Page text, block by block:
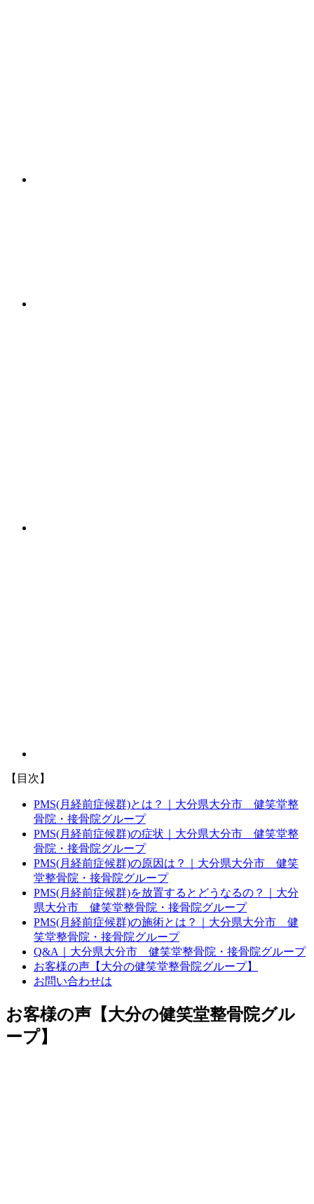
【目次】
PMS(月経前症候群)とは？｜大分県大分市 健笑堂整
骨院・接骨院グループ
PMS(月経前症候群)の症状｜大分県大分市 健笑堂整
骨院・接骨院グループ
PMS(月経前症候群)の原因は？｜大分県大分市 健笑
堂整骨院・接骨院グループ
PMS(月経前症候群)を放置するとどうなるの？｜大分
県大分市 健笑堂整骨院・接骨院グループ
PMS(月経前症候群)の施術とは？｜大分県大分市 健
笑堂整骨院・接骨院グループ
Q&A｜大分県大分市 健笑堂整骨院・接骨院グループ
お客様の声【大分の健笑堂整骨院グループ】
お問い合わせは
お客様の声【大分の健笑堂整骨院グル
ープ】